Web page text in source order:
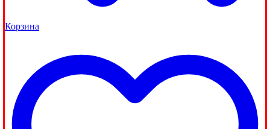
Корзина